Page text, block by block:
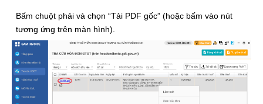
Bấm chuột phải và chọn “Tải PDF gốc” (hoặc bấm vào nút
tương ứng trên màn hình).